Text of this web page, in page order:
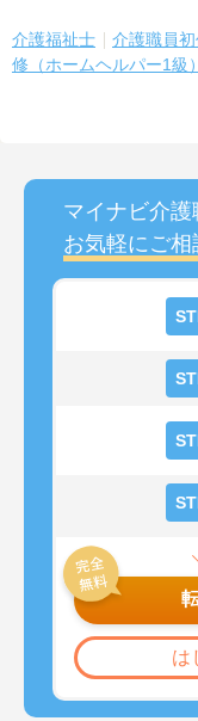
介護福祉士 介護職員初
修（ホームヘルパー1級）
マイナビ介護
お気軽にご相
は